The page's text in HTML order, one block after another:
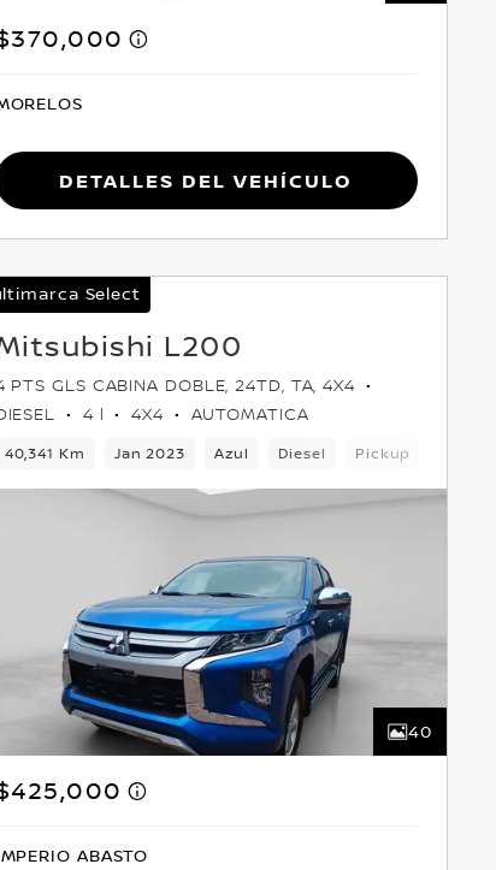
Detalles del vehículo
Select
L200
PTS GLS CABINA DOBLE, 24TD, TA, 4X4
4 l 4X4 AUTOMATICA
40,341 Km Jan 2023 Azul Diesel Pickup
40
ABASTO